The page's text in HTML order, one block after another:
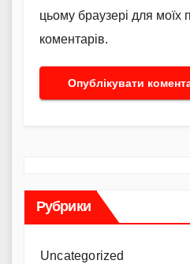
цьому браузері для моїх
коментарів.
Рубрики
Uncategorized